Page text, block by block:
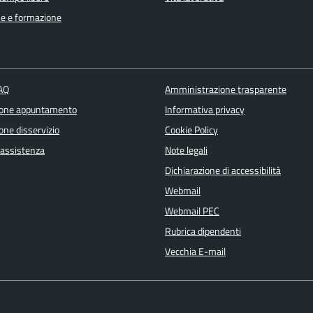
e formazione
appuntamento
disservizio
Amministrazione trasparente
Informativa privacy
Cookie Policy
Note legali
Dichiarazione di accessibilità
Webmail
Webmail PEC
Rubrica dipendenti
Vecchia E-mail